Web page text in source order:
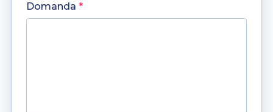
Domanda *